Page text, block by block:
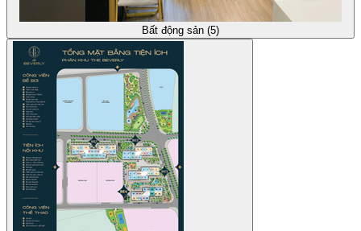
Bất động sản (5)